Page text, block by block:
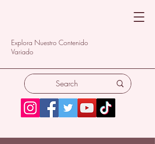
Explora Nuestro Contenido
Variado